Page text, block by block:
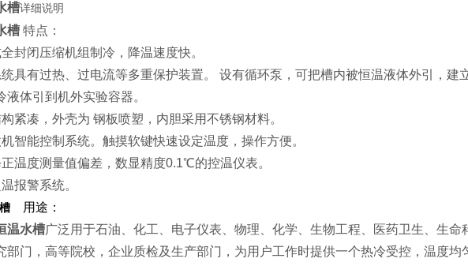
槽详细说明
槽 特点：
封闭压缩机组制冷，降温速度快。
具有过热、过电流等多重保护装置。 设有循环泵，可把槽内被恒温液体外引，建
液体引到机外实验容器。
紧凑，外壳为 钢板喷塑，内胆采用不锈钢材料。
智能控制系统。触摸软键快速设定温度，操作方便。
温度测量值偏差，数显精度0.1℃的控温仪表。
报警系统。
用途：
温水槽广泛用于石油、化工、电子仪表、物理、化学、生物工程、医药卫生、生
部门，高等院校，企业质检及生产部门，为用户工作时提供一个热冷受控，温度